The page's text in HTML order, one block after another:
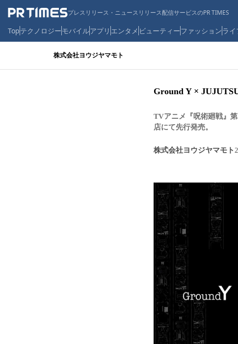
プレスリリース・ニュースリリース配信サービスのPR TIMES
Topテクノロジーモバイルアプリ エンタメ ビューティーファッションラ
株式会社ヨウジヤマモト
Ground Y ×
TVアニメ『呪術廻戦』
店にて先行発売。
株式会社ヨウジヤマモト